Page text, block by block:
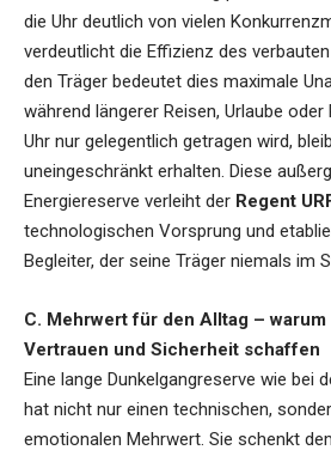
die Uhr deutlich von vielen
verdeutlicht die Effizienz des
den Träger bedeutet dies maximale
während längerer Reisen, Urlaube oder
Uhr nur gelegentlich getragen wird,
uneingeschränkt erhalten. Diese
Energiereserve verleiht der Regent
technologischen Vorsprung und
Begleiter, der seine Träger niemals im
C. Mehrwert für den Alltag –
Vertrauen und Sicherheit schaffen
Eine lange Dunkelgangreserve wie bei
hat nicht nur einen technischen,
emotionalen Mehrwert. Sie schenkt